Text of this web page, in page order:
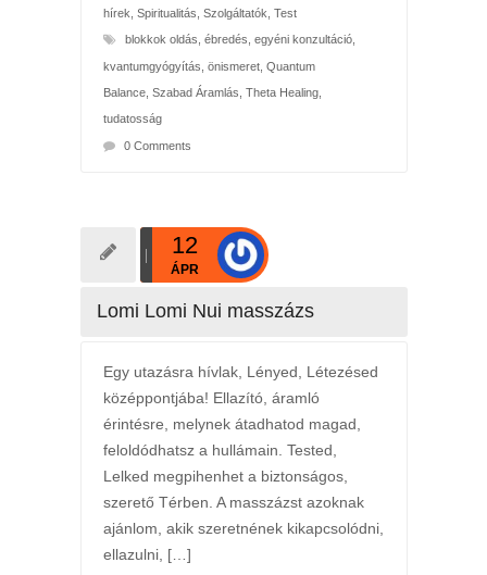
hírek Spiritualitás Szolgáltatók Test
blokkok oldás ébredés egyéni konzultáció,
kvantumgyógyítás önismeret, Quantum
Balance, Szabad Áramlás Theta Healing,
tudatosság
0 Comments
12
ÁPR
Lomi Lomi Nui masszázs
Egy utazásra hívlak, Lényed, Létezésed
középpontjába! Ellazító, áramló
érintésre, melynek átadhatod magad,
feloldódhatsz a hullámain. Tested,
Lelked megpihenhet a biztonságos,
szerető Térben. A masszázst azoknak
ajánlom, akik szeretnének kikapcsolódni,
ellazulni, […]